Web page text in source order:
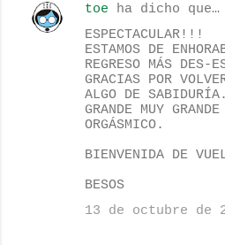
C
toe ha dicho que…
ESPECTACULAR!!!
ESTAMOS DE
REGRESO MÁS DES-
GRACIAS POR
ALGO DE SABIDURÍA.
GRANDE MUY
ORGÁSMICO.
BIENVENIDA DE
BESOS
13 de octubre de